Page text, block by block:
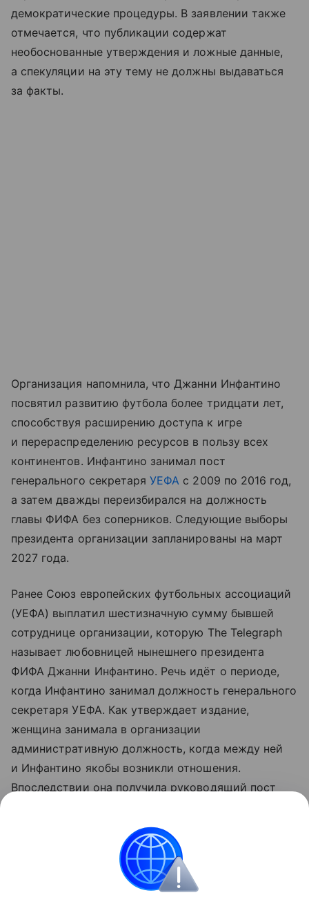
демократические процедуры. В заявлении также
отмечается, что публикации содержат
необоснованные утверждения и ложные данные,
а спекуляции на эту тему не должны выдаваться
за факты.
Организация напомнила, что Джанни Инфантино
посвятил развитию футбола более тридцати лет,
способствуя расширению доступа к игре
и перераспределению ресурсов в пользу всех
континентов. Инфантино занимал пост
генерального секретаряУЕФА с 2009 по 2016 год,
а затем дважды переизбирался на должность
главы ФИФА без соперников. Следующие выборы
президента организации запланированы на март
2027 года.
Ранее Союз европейских футбольных ассоциаций
(УЕФА) выплатил шестизначную сумму бывшей
сотруднице организации, которую The Telegraph
называет любовницей нынешнего президента
ФИФА Джанни Инфантино. Речь идёт о периоде,
когда Инфантино занимал должность генерального
секретаря УЕФА. Как утверждает издание,
женщина занимала в организации
административную должность, когда между ней
и Инфантино якобы возникли отношения.
Впоследствии она получила руководящий пост
Больше новостей о матчах, турнирах
и спортсменах — читайте в разделе «Спорт»